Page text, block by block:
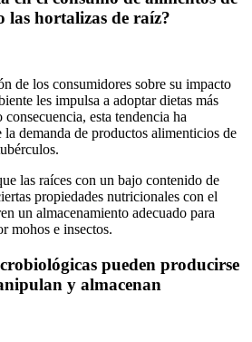
las hortalizas de raíz?
de los consumidores sobre su impacto
les impulsa a adoptar dietas más
esta tendencia ha
demanda de productos alimenticios de
las raíces con un bajo contenido de
propiedades nutricionales con el
un almacenamiento adecuado para
mohos e insectos.
pueden producirse
y almacenan